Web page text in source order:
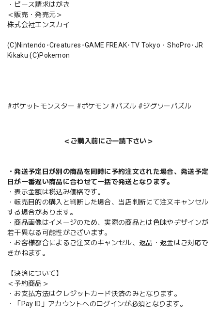
・ピース請求はがき
＜販売・発売元＞
株式会社エンスカイ
(C)Nintendo･Creatures･GAME FREAK･TV Tokyo・ShoPro･JR
Kikaku (C)Pokemon
#ポケットモンスター #ポケモン #パズル #ジグソーパズル
＜ご購入前にご一読下さい＞
・発送予定日が別の商品を同時に予約注文された場合、発送予定
日が一番遅い商品に合わせて一括で発送となります。
・表示金額は税込み価格です。
・転売目的の購入と判断した場合、当店判断にて注文キャンセル
する場合があります。
・商品画像はイメージのため、実際の商品とは色味やデザインが
若干異なる可能性がございます。
・お客様都合によるご注文のキャンセル、返品・返金はご対応で
きかねます。
【決済について】
＜予約商品＞
・お支払方法はクレジットカード決済のみとなります。
・「Pay ID」アカウントへのログインが必須となります。